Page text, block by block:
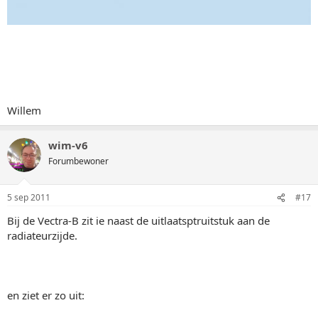
Willem
wim-v6
Forumbewoner
5 sep 2011 #17
Bij de Vectra-B zit ie naast de uitlaatsptruitstuk aan de
radiateurzijde.
en ziet er zo uit: